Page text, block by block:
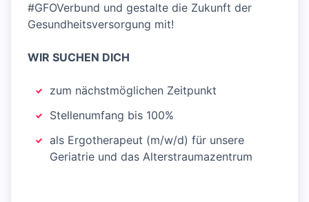
#GFOVerbund und gestalte die Zukunft der
Gesundheitsversorgung mit!
WIR SUCHEN DICH
zum nächstmöglichen Zeitpunkt
Stellenumfang bis 100%
als Ergotherapeut (m/w/d) für unsere
Geriatrie und das Alterstraumazentrum